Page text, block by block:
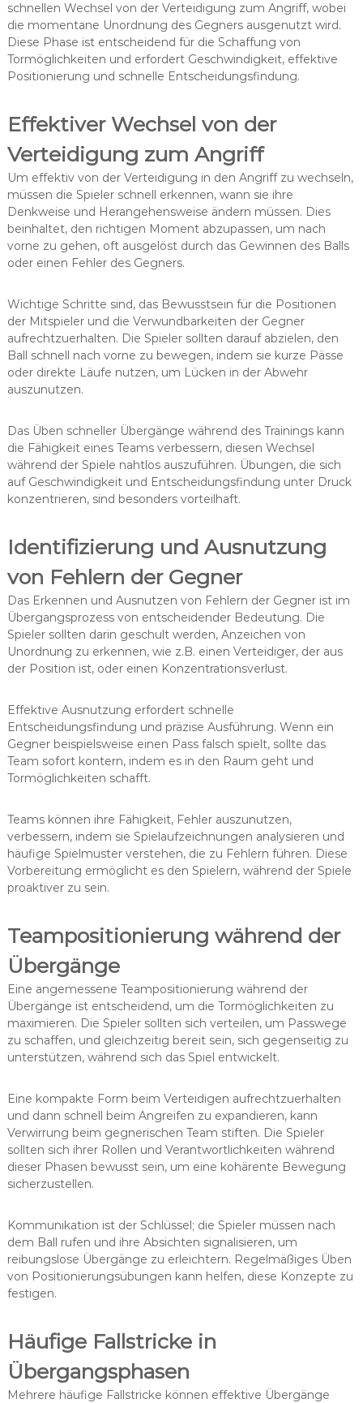
schnellen Wechsel von der Verteidigung zum Angriff, wobei
die momentane Unordnung des Gegners ausgenutzt wird.
Diese Phase ist entscheidend für die Schaffung von
Tormöglichkeiten und erfordert Geschwindigkeit, effektive
Positionierung und schnelle Entscheidungsfindung.
Effektiver Wechsel von der
Verteidigung zum Angriff
Um effektiv von der Verteidigung in den Angriff zu wechseln,
müssen die Spieler schnell erkennen, wann sie ihre
Denkweise und Herangehensweise ändern müssen. Dies
beinhaltet, den richtigen Moment abzupassen, um nach
vorne zu gehen, oft ausgelöst durch das Gewinnen des Balls
oder einen Fehler des Gegners.
Wichtige Schritte sind, das Bewusstsein für die Positionen
der Mitspieler und die Verwundbarkeiten der Gegner
aufrechtzuerhalten. Die Spieler sollten darauf abzielen, den
Ball schnell nach vorne zu bewegen, indem sie kurze Pässe
oder direkte Läufe nutzen, um Lücken in der Abwehr
auszunutzen.
Das Üben schneller Übergänge während des Trainings kann
die Fähigkeit eines Teams verbessern, diesen Wechsel
während der Spiele nahtlos auszuführen. Übungen, die sich
auf Geschwindigkeit und Entscheidungsfindung unter Druck
konzentrieren, sind besonders vorteilhaft.
Identifizierung und Ausnutzung
von Fehlern der Gegner
Das Erkennen und Ausnutzen von Fehlern der Gegner ist im
Übergangsprozess von entscheidender Bedeutung. Die
Spieler sollten darin geschult werden, Anzeichen von
Unordnung zu erkennen, wie z.B. einen Verteidiger, der aus
der Position ist, oder einen Konzentrationsverlust.
Effektive Ausnutzung erfordert schnelle
Entscheidungsfindung und präzise Ausführung. Wenn ein
Gegner beispielsweise einen Pass falsch spielt, sollte das
Team sofort kontern, indem es in den Raum geht und
Tormöglichkeiten schafft.
Teams können ihre Fähigkeit, Fehler auszunutzen,
verbessern, indem sie Spielaufzeichnungen analysieren und
häufige Spielmuster verstehen, die zu Fehlern führen. Diese
Vorbereitung ermöglicht es den Spielern, während der Spiele
proaktiver zu sein.
Teampositionierung während der
Übergänge
Eine angemessene Teampositionierung während der
Übergänge ist entscheidend, um die Tormöglichkeiten zu
maximieren. Die Spieler sollten sich verteilen, um Passwege
zu schaffen, und gleichzeitig bereit sein, sich gegenseitig zu
unterstützen, während sich das Spiel entwickelt.
Eine kompakte Form beim Verteidigen aufrechtzuerhalten
und dann schnell beim Angreifen zu expandieren, kann
Verwirrung beim gegnerischen Team stiften. Die Spieler
sollten sich ihrer Rollen und Verantwortlichkeiten während
dieser Phasen bewusst sein, um eine kohärente Bewegung
sicherzustellen.
Kommunikation ist der Schlüssel; die Spieler müssen nach
dem Ball rufen und ihre Absichten signalisieren, um
reibungslose Übergänge zu erleichtern. Regelmäßiges Üben
von Positionierungsübungen kann helfen, diese Konzepte zu
festigen.
Häufige Fallstricke in
Übergangsphasen
Mehrere häufige Fallstricke können effektive Übergänge